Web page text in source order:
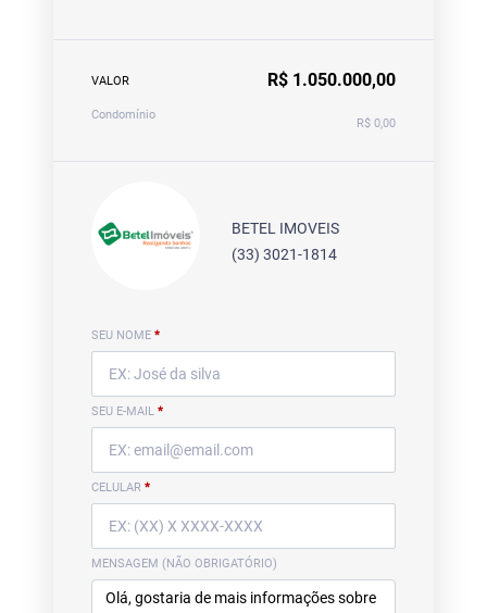
VALOR R$ 1.050.000,00
Condomínio
R$ 0,00
BETEL IMOVEIS
(33) 3021-1814
SEU NOME *
SEU E-MAIL *
CELULAR *
MENSAGEM (NÃO OBRIGATÓRIO)